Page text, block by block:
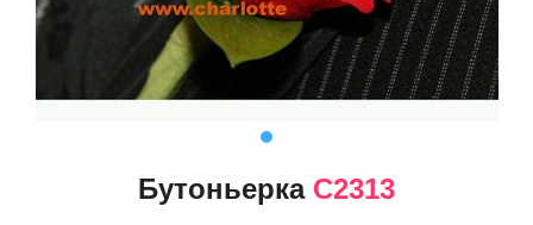
Бутоньерка C2313